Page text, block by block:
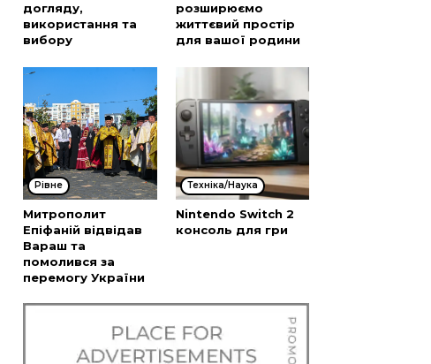
догляду,
використання та
вибору
розширюємо
життєвий простір
для вашої родини
Рівне
Митрополит
Епіфаній відвідав
Вараш та
помолився за
перемогу України
Техніка/Наука
Nintendo Switch 2
консоль для гри